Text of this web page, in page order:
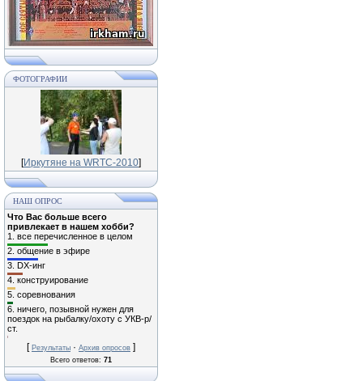
ФОТОГРАФИИ
[Иркутяне на WRTC-2010]
НАШ ОПРОС
Что Вас больше всего
привлекает в нашем хобби?
1. все перечисленное в целом
2. общение в эфире
3. DX-инг
4. конструирование
5. соревнования
6. ничего, позывной нужен для
поездок на рыбалку/охоту с УКВ-р/
ст.
[ Результаты · Архив опросов ]
Всего ответов: 71